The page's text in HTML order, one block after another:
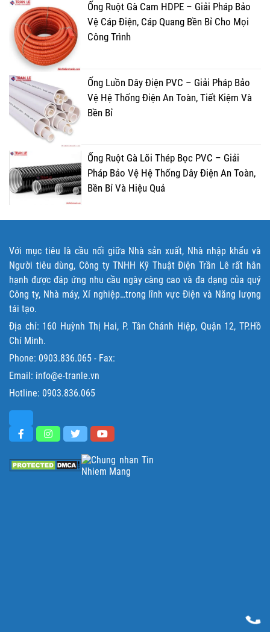
Ống Ruột Gà Cam HDPE – Giải Pháp Bảo
Vệ Cáp Điện, Cáp Quang Bền Bỉ Cho Mọi
Công Trình
Ống Luồn Dây Điện PVC – Giải Pháp Bảo
Vệ Hệ Thống Điện An Toàn, Tiết Kiệm Và
Bền Bỉ
Ống Ruột Gà Lõi Thép Bọc PVC – Giải
Pháp Bảo Vệ Hệ Thống Dây Điện An Toàn,
Bền Bỉ Và Hiệu Quả
Với mục tiêu là cầu nối giữa Nhà sản xuất, Nhà nhập khẩu và
Người tiêu dùng, Công ty TNHH Kỹ Thuật Điện Trần Lê rất hân
hạnh được đáp ứng nhu cầu ngày càng cao và đa dạng của quý
Công ty, Nhà máy, Xí nghiệp…trong lĩnh vực Điện và Năng lượng
tái tạo.
Địa chỉ: 160 Huỳnh Thị Hai, P. Tân Chánh Hiệp, Quận 12, TP.Hồ
Chí Minh.
Phone: 0903.836.065 - Fax:
Email: info@e-tranle.vn
Hotline: 0903.836.065